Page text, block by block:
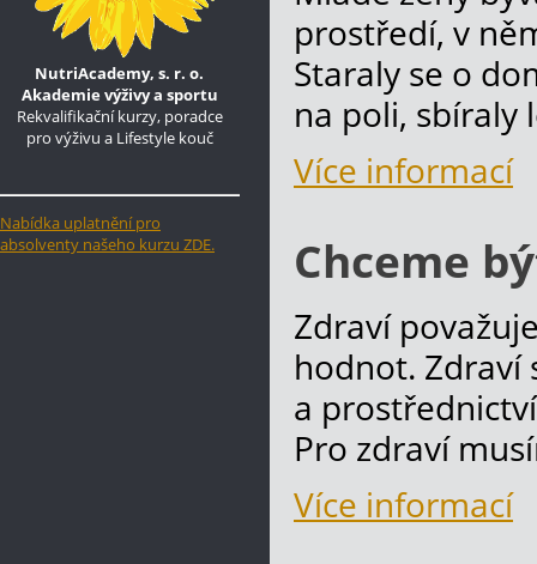
NutriAcademy, s. r. o.
Akademie výživy a sportu
Rekvalifikační kurzy, poradce
pro výživu a Lifestyle kouč
Nabídka uplatnění pro
absolventy našeho kurzu ZDE.
prostředí, v
Staraly se o
na poli, sbíraly
Více informací
Chceme
Zdraví
hodnot. Zdraví
a
Pro zdraví
Více informací